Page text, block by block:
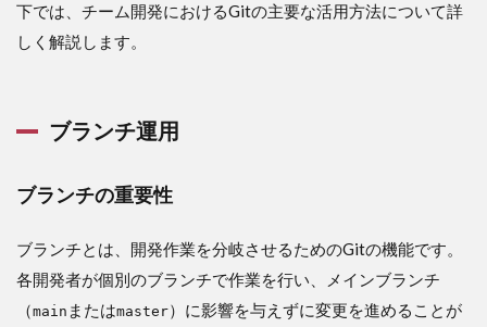
下では、チーム開発におけるGitの主要な活用方法について詳
しく解説します。
ブランチ運用
ブランチの重要性
ブランチとは、開発作業を分岐させるためのGitの機能です。
各開発者が個別のブランチで作業を行い、メインブランチ
（main またはmaster）に影響を与えずに変更を進めることが